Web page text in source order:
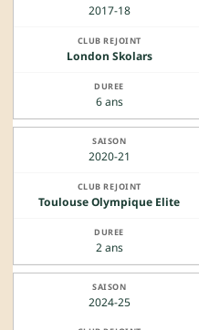
2017-18
London Skolars
6 ans
2020-21
Toulouse Olympique Elite
2 ans
2024-25